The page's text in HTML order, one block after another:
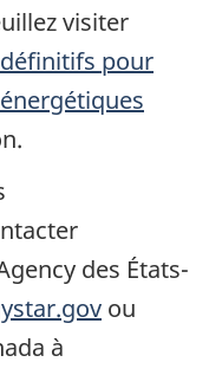
visiter
pour
des États-
ou
à